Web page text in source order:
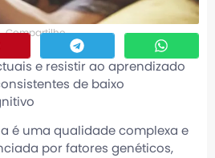
Compartilhe
e resistir ao aprendizado
de baixo
é uma qualidade complexa e
por fatores genéticos,